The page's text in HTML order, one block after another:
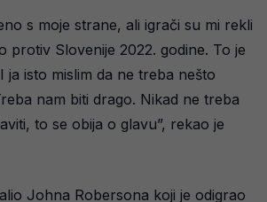
s moje strane, ali igrači su mi rekli
protiv Slovenije 2022. godine. To je
ja isto mislim da ne treba nešto
nam biti drago. Nikad ne treba
to se obija o glavu”, rekao je
Johna Robersona koji je odigrao